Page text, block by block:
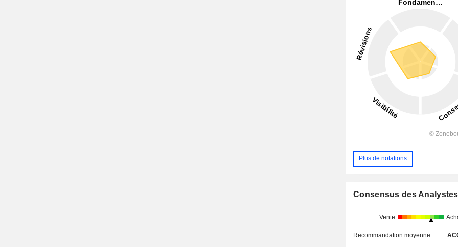
Plus de notations
Consensus des Analystes
Vente
Recommandation moyenne